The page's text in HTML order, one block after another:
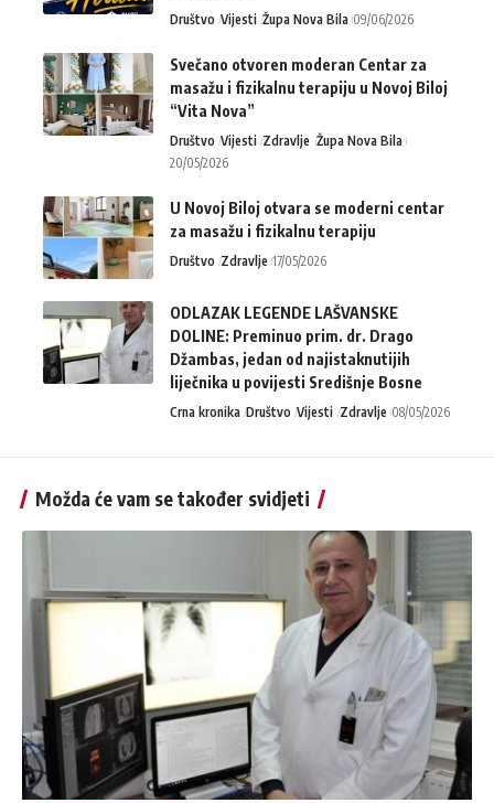
Društvo Vijesti Župa Nova Bila 09/06/2026
Svečano otvoren moderan Centar za
masažu i fizikalnu terapiju u Novoj Biloj
“Vita Nova”
Društvo Vijesti Zdravlje Župa Nova Bila
20/05/2026
U Novoj Biloj otvara se moderni centar
za masažu i fizikalnu terapiju
Društvo Zdravlje 17/05/2026
ODLAZAK LEGENDE LAŠVANSKE
DOLINE: Preminuo prim. dr. Drago
Džambas, jedan od najistaknutijih
liječnika u povijesti Središnje Bosne
Crna kronika Društvo Vijesti Zdravlje 08/05/2026
Možda će vam se također svidjeti